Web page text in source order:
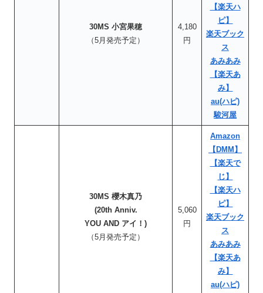
30MS 小宮果穂
（5月発売予定）
4,180
円
【楽天ハ
ピ】
楽天ブック
ス
あみあみ
【楽天あ
み】
au(ハピ)
駿河屋
30MS 櫻木真乃
(20th Anniv.
YOU AND アイ！)
（5月発売予定）
5,060
円
Amazon
【DMM】
【楽天で
じ】
【楽天ハ
ピ】
楽天ブック
ス
あみあみ
【楽天あ
み】
au(ハピ)